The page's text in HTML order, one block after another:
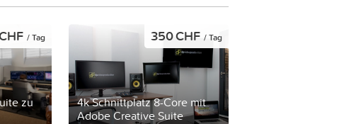
zu
/ Tag
4k Schnittplatz 8-Core mit
Adobe Creative Suite
350 CHF / Tag